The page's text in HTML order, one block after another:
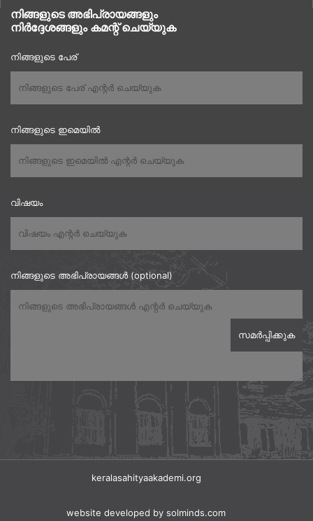
നിങ്ങളുടെ അഭിപ്രായങ്ങളും
നിർദ്ദേശങ്ങളും കമന്റ് ചെയ്യുക
നിങ്ങളുടെ പേര്
നിങ്ങളുടെ ഇമെയിൽ
വിഷയം
നിങ്ങളുടെ അഭിപ്രായങ്ങൾ (optional)
keralasahityaakademi.org
website developed by solminds.com